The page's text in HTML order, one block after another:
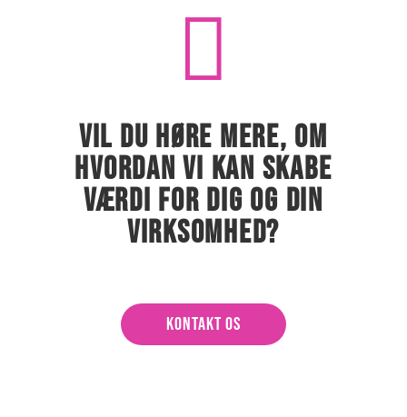

VIL DU HØRE MERE, OM
HVORDAN VI KAN SKABE
VÆRDI FOR DIG OG DIN
VIRKSOMHED?
KONTAKT OS